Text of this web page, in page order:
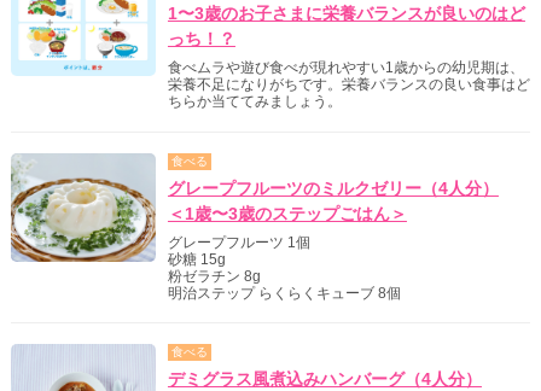
1〜3歳のお子さまに栄養バランスが良いのはど
っち！？
食べムラや遊び食べが現れやすい1歳からの幼児期は、
栄養不足になりがちです。栄養バランスの良い食事はど
ちらか当ててみましょう。
食べる
グレープフルーツのミルクゼリー（4人分）
＜1歳〜3歳のステップごはん＞
グレープフルーツ 1個
砂糖 15g
粉ゼラチン 8g
明治ステップ らくらくキューブ 8個
食べる
デミグラス風煮込みハンバーグ（4人分）